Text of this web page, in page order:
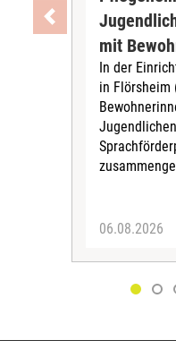
mit
In der
in Flörsheim
06.08.2026